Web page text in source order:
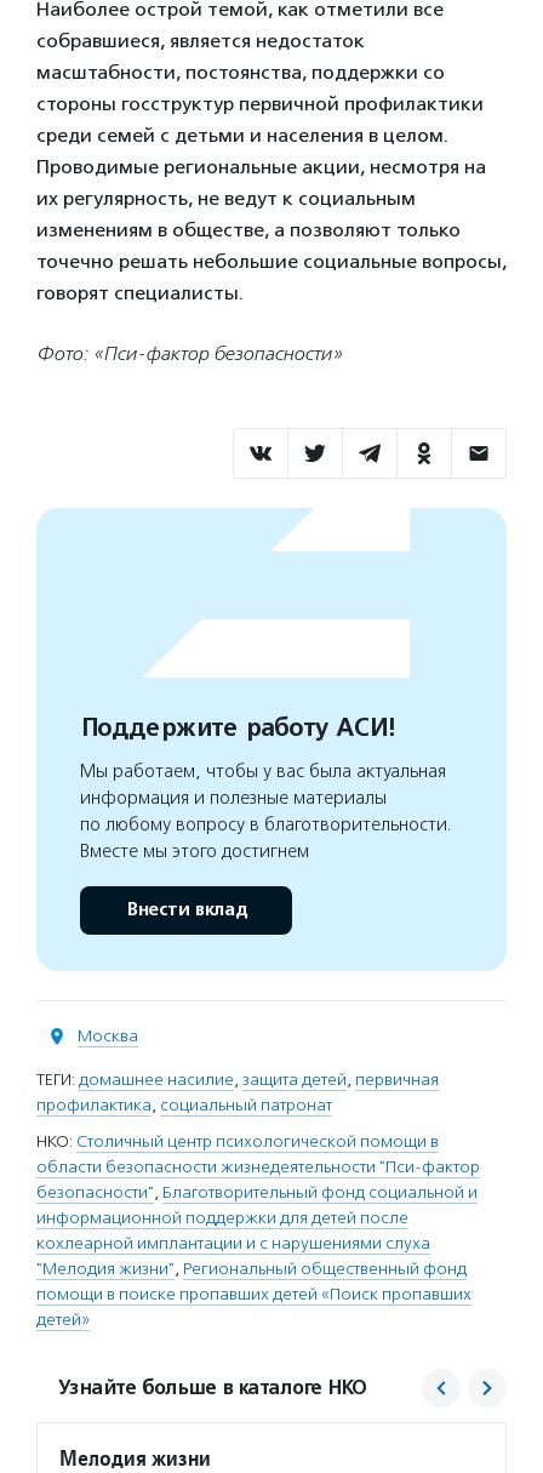
Наиболее острой темой, как отметили все
собравшиеся, является недостаток
масштабности, постоянства, поддержки со
стороны госструктур первичной профилактики
среди семей с детьми и населения в целом.
Проводимые региональные акции, несмотря на
их регулярность, не ведут к социальным
изменениям в обществе, а позволяют только
точечно решать небольшие социальные вопросы,
говорят специалисты.
Фото: «Пси-фактор безопасности»
Поддержите работу АСИ!
Мы работаем, чтобы у вас была актуальная
информация и полезные материалы
по любому вопросу в благотворительности.
Вместе мы этого достигнем
Внести вклад
Москва
ТЕГИ: домашнее насилие, защита детей, первичная
профилактика, социальный патронат
НКО: Столичный центр психологической помощи в
области безопасности жизнедеятельности "Пси-фактор
безопасности", Благотворительный фонд социальной и
информационной поддержки для детей после
кохлеарной имплантации и с нарушениями слуха
"Мелодия жизни", Региональный общественный фонд
помощи в поиске пропавших детей «Поиск пропавших
детей»
Узнайте больше в каталоге НКО
Мелодия жизни